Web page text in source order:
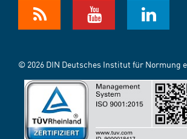
© 2026 DIN Deutsches Institut für Normung